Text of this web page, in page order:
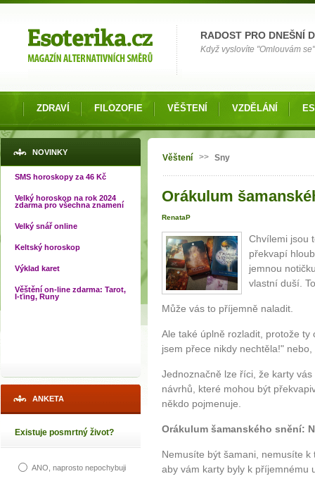
RADOST PRO DNEŠNÍ
Když vyslovíte "Omlouvám
ZDRAVÍ FILOZOFIE VĚŠTENÍ VZDĚLÁNÍ
NOVINKY
SMS horoskopy za 46 Kč
Velký horoskop na rok 2024
zdarma pro všechna znamení
Velký snář online
Keltský horoskop
Výklad karet
Věštění on-line zdarma: Tarot,
I-ťing, Runy
ANKETA
Existuje posmrtný život?
ANO, naprosto nepochybuji
Jste zde
Věštení >> Sny
Orákulum
RenataP
Chvílemi jsou
překvapí
jemnou
vlastní duší.
Může vás to příjemně naladit.
Ale také úplně rozladit, protože
jsem přece nikdy nechtěla!"
Jednoznačně lze říci, že karty
návrhů, které mohou být
někdo pojmenuje.
Orákulum šamanského snění:
Nemusíte být šamani, nemusíte
aby vám karty byly k příjemnému